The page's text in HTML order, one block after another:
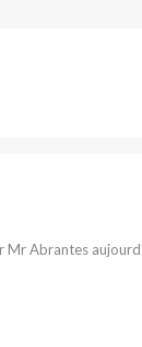
Mr Abrantes